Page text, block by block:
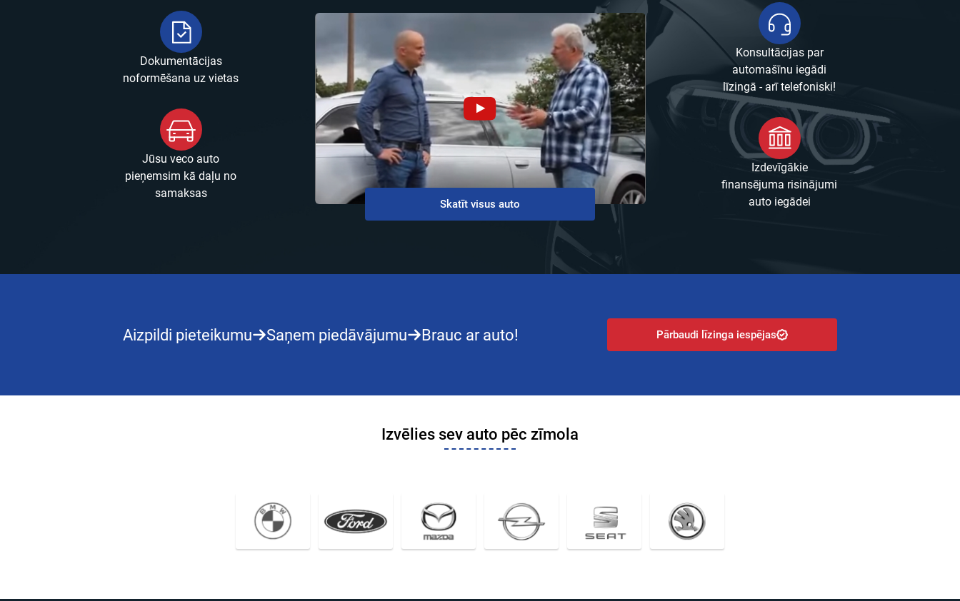
Dokumentācijas
noformēšana uz vietas
Jūsu veco auto
pieņemsim kā daļu no
samaksas
Skatīt visus auto
Konsultācijas par
automašīnu iegādi
līzingā - arī telefoniski!
Izdevīgākie
finansējuma risinājumi
auto iegādei
Aizpildi pieteikumu Saņem piedāvājumu Brauc ar auto! Pārbaudi līzinga iespējas
Izvēlies sev auto pēc zīmola